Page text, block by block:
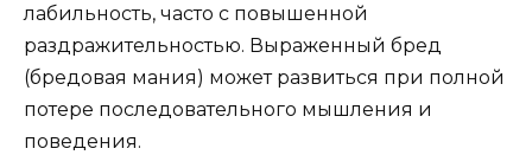
лабильность, часто с повышенной
раздражительностью. Выраженный бред
(бредовая мания) может развиться при полной
потере последовательного мышления и
поведения.